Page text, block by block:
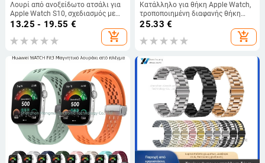
Λουρί από ανοξείδωτο ατσάλι για
Apple Watch S10, σχεδιασμός με
τρεις χάντρες
13.25 - 19.55 €
add_shopping_cart
Κατάλληλο για θήκη Apple Watch,
τροποποιημένη διαφανής θήκη
Lambo, προστατευτική θήκη
Applewatch987Se65 με λουράκι
25.33 €
add_shopping_cart